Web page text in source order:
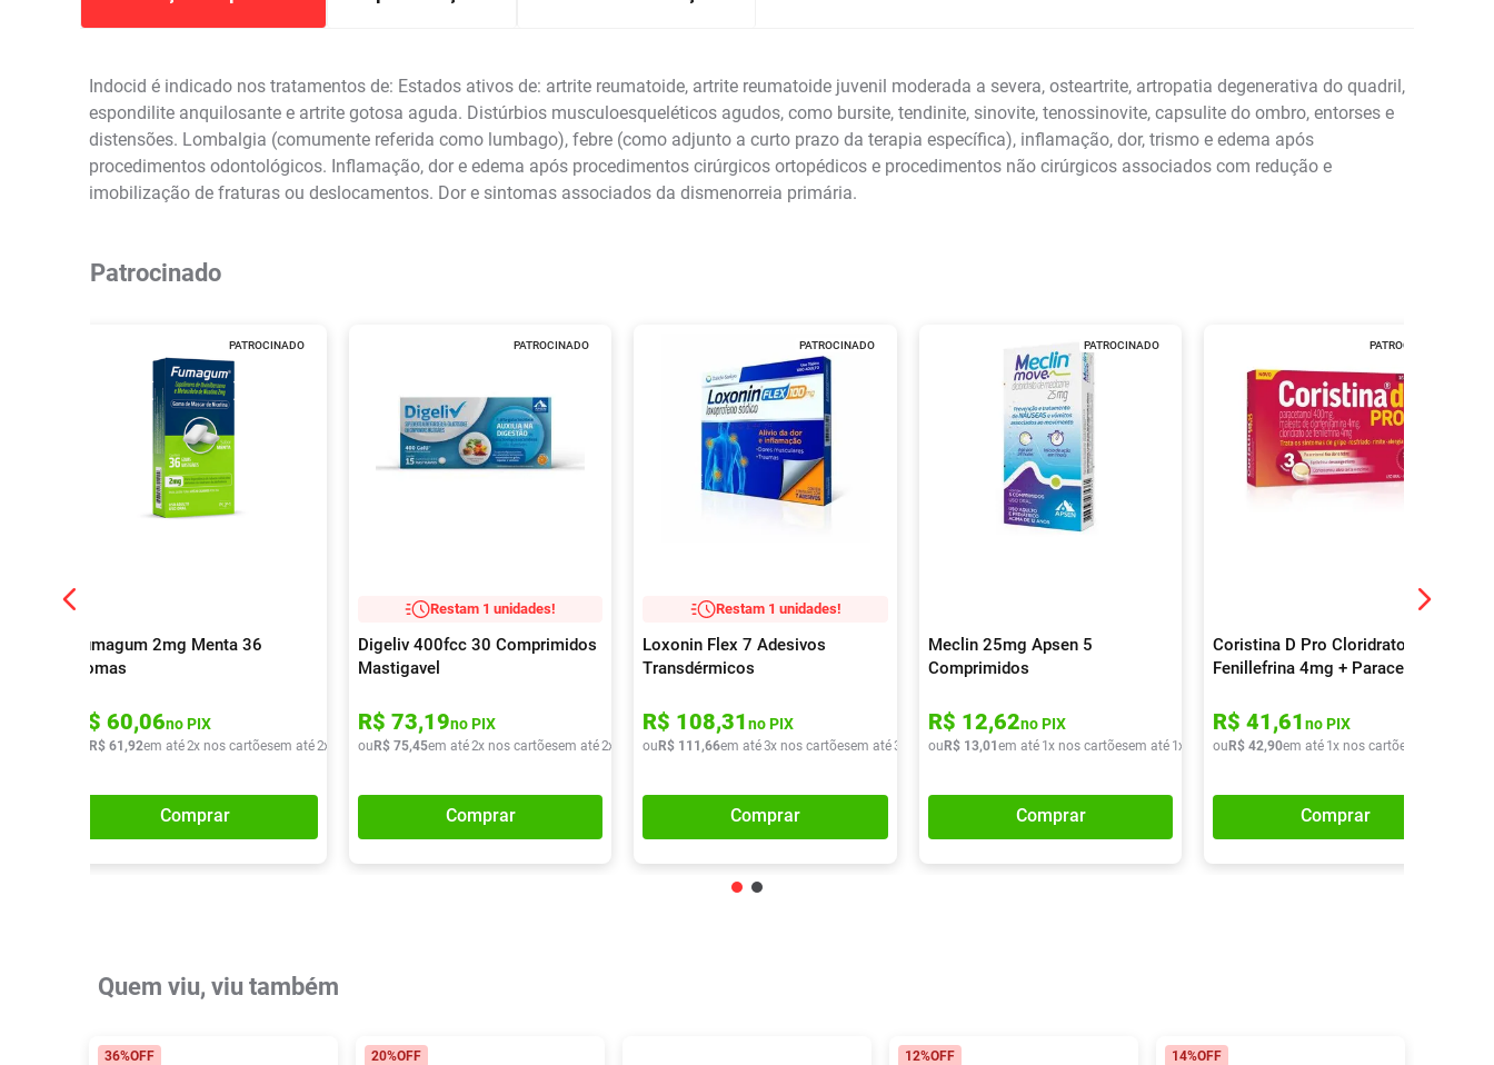
Indocid é indicado nos tratamentos de: Estados ativos de: artrite reumatoide, artrite reumatoide juvenil moderada a severa, osteartrite, artropatia degenerativa do quadril,
espondilite anquilosante e artrite gotosa aguda. Distúrbios musculoesqueléticos agudos, como bursite, tendinite, sinovite, tenossinovite, capsulite do ombro, entorses e
distensões. Lombalgia (comumente referida como lumbago), febre (como adjunto a curto prazo da terapia específica), inflamação, dor, trismo e edema após
procedimentos odontológicos. Inflamação, dor e edema após procedimentos cirúrgicos ortopédicos e procedimentos não cirúrgicos associados com redução e
imobilização de fraturas ou deslocamentos. Dor e sintomas associados da dismenorreia primária.
Patrocinado
PATROCINADO
Fumagum 2mg Menta 36
Gomas
R$ 60,06no PIX
R$ 61 ,92em até2x nos cartõesem até2x de R$ 30,96
Comprar
PATROCINADO
Restam 1 unidades!
Digeliv 400fcc 30 Comprimidos
Mastigavel
R$ 73,19no PIX
ou R$ 75,45em até2x nos cartõesem até2x de R$ 37,72
Comprar
PATROCINADO
Restam 1 unidades!
Loxonin Flex 7 Adesivos
Transdérmicos
R$ 108,31no PIX
ou R$ 111 ,66em até3x nos cartõesem até3 R$ 37 ,22
Comprar
PATROCINADO
Meclin 25mg Apsen 5
Comprimidos
R$ 12,62no PIX
ou R$ 13,01 em até 1x nos cartõesem até 1x de R$ 13,01
Comprar
PATROCINADO
Coristina D Pro Cloridrato
Fenillefrina 4mg + Paracetamol
Clorfeniramina 4mg 16
Comprimidos
R$ 41,61no PIX
ou R$ 42,90em até 1x nos cartões
Comprar
Quem viu, viu também
36%OFF 20%OFF 12%OFF 14%OFF